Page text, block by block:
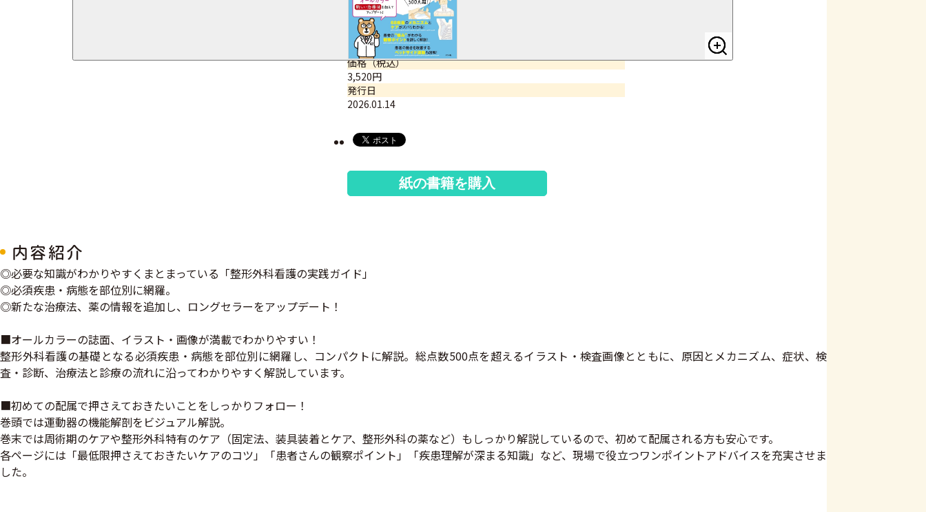
サイズ・ページ数
B5判・344ページ
ISBNコード
9784816378218
価格（税込）
3,520円
発行日
2026.01.14
紙の書籍を購入
内容紹介
◎必要な知識がわかりやすくまとまっている「整形外科看護の実践ガイド」
◎必須疾患・病態を部位別に網羅。
◎新たな治療法、薬の情報を追加し、ロングセラーをアップデート！
■オールカラーの誌面、イラスト・画像が満載でわかりやすい！
整形外科看護の基礎となる必須疾患・病態を部位別に網羅し、コンパクトに解説。総点数500点を超えるイラスト・検査画像とともに、原因とメカニズム、症状、検
査・診断、治療法と診療の流れに沿ってわかりやすく解説しています。
■初めての配属で押さえておきたいことをしっかりフォロー！
巻頭では運動器の機能解剖をビジュアル解説。
巻末では周術期のケアや整形外科特有のケア（固定法、装具装着とケア、整形外科の薬など）もしっかり解説しているので、初めて配属される方も安心です。
各ページには「最低限押さえておきたいケアのコツ」「患者さんの観察ポイント」「疾患理解が深まる知識」など、現場で役立つワンポイントアドバイスを充実させま
した。